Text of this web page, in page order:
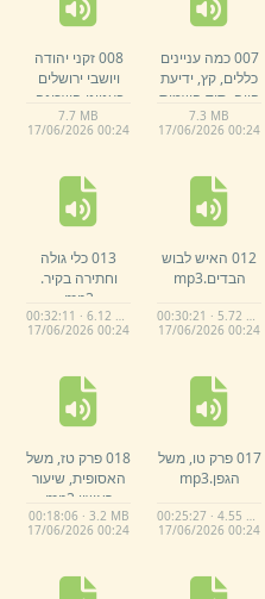
007 כמה עניינים
כללים, קץ, ידיעת
הויה, סוד השמות
ושמות אדני הויה.
mp3
7.3 MB
17/06/2026 00:24
008 זקני יהודה
ויושבי ירושלים
בענייני השכינה,
שיעור ראשון.
7.7 MB
17/06/2026 00:24
012 האיש לבוש
הבדים.mp3
00:30:21 · 5.72 MB
17/06/2026 00:24
013 כלי גולה
וחתירה בקיר.
mp3
00:32:11 · 6.12 MB
17/06/2026 00:24
017 פרק טו,
משל
הגפן.mp3
00:25:27 · 4.55 MB
17/06/2026 00:24
018 פרק טז,
משל
האסופית, שיעור
ראשון. mp3
00:18:06 · 3.2 MB
17/06/2026 00:24